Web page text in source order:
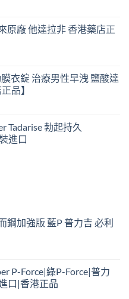
原廠 他達拉非 香港藥店正
衣錠 治療男性早洩 鹽酸達
品】
Tadarise 勃起持久
進口
鋼加強版 藍P 普力吉 必利
P-Force|綠P-Force|普力
口|香港正品